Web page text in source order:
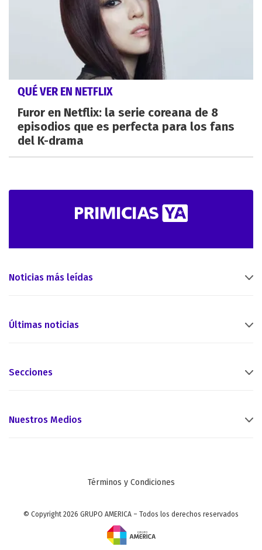
QUÉ VER EN NETFLIX
Furor en Netflix: la serie coreana de 8
episodios que es perfecta para los fans
del K-drama
Noticias más leídas
Últimas noticias
Secciones
Nuestros Medios
Términos y Condiciones
© Copyright 2026 GRUPO AMERICA – Todos los derechos reservados